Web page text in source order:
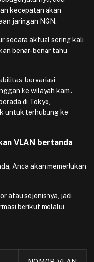
kecepatan akan
jaringan NGN.
secara aktual sering kali
benar-benar tahu
bervariasi
ke wilayah kami.
di Tokyo,
untuk terhubung ke
VLAN bertanda
Anda akan memerlukan
atau sejenisnya, jadi
berikut melalui